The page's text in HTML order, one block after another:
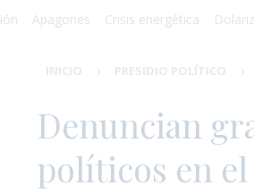
Apagones Crisis energética Dolarización
Denuncian
políticos en